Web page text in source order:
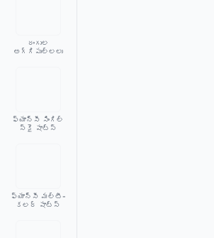
రంగుల
అగ్గిపుల్లలు
ఫ్యాన్సీ సింగిల్
స్కై షాట్స్
ఫ్యాన్సీ మల్టీ-
కలర్ షాట్స్